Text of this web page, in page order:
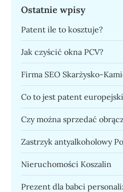
Ostatnie wpisy
Patent ile to kosztuje?
Jak czyścić okna PCV?
Firma SEO Skarżysko-
Co to jest patent
Czy można sprzedać
Zastrzyk antyalkoholowy
Nieruchomości Koszalin
Prezent dla babci